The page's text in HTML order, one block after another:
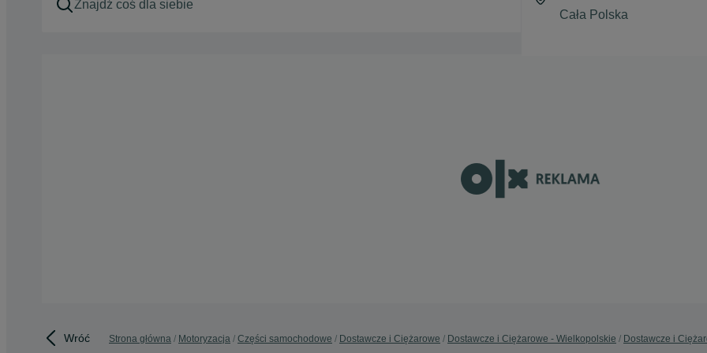
Wróć Strona główna Motoryzacja Części samochodowe Dostawcze i Ciężarowe Dostawcze i Ciężarowe - Wielkopolskie Dostawcze i